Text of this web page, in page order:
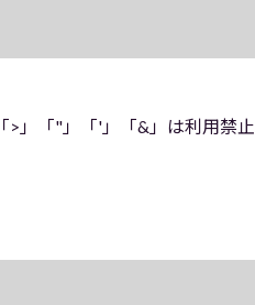
>」「"」「'」「&」は利用禁止